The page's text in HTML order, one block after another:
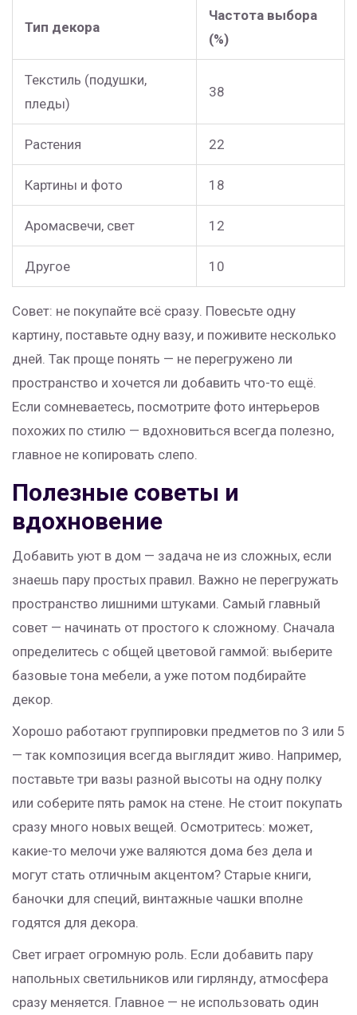
Тип декора
Частота выбора
(%)
Текстиль (подушки,
пледы)
38
Растения 22
Картины и фото 18
Аромасвечи, свет 12
Другое 10
Совет: не покупайте всё сразу. Повесьте одну
картину, поставьте одну вазу, и поживите несколько
дней. Так проще понять — не перегружено ли
пространство и хочется ли добавить что-то ещё.
Если сомневаетесь, посмотрите фото интерьеров
похожих по стилю — вдохновиться всегда полезно,
главное не копировать слепо.
Полезные советы и
вдохновение
Добавить уют в дом — задача не из сложных, если
знаешь пару простых правил. Важно не перегружать
пространство лишними штуками. Самый главный
совет — начинать от простого к сложному. Сначала
определитесь с общей цветовой гаммой: выберите
базовые тона мебели, а уже потом подбирайте
декор.
Хорошо работают группировки предметов по 3 или 5
— так композиция всегда выглядит живо. Например,
поставьте три вазы разной высоты на одну полку
или соберите пять рамок на стене. Не стоит покупать
сразу много новых вещей. Осмотритесь: может,
какие-то мелочи уже валяются дома без дела и
могут стать отличным акцентом? Старые книги,
баночки для специй, винтажные чашки вполне
годятся для декора.
Свет играет огромную роль. Если добавить пару
напольных светильников или гирлянду, атмосфера
сразу меняется. Главное — не использовать один